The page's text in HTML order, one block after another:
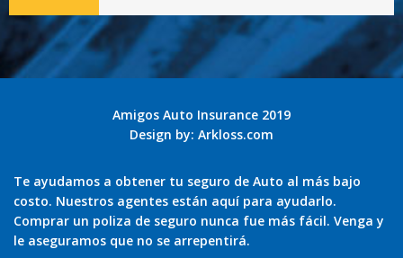
Amigos Auto Insurance 2019
Design by: Arkloss.com
Te ayudamos a obtener tu seguro de Auto al más bajo
costo. Nuestros agentes están aquí para ayudarlo.
Comprar un poliza de seguro nunca fue más fácil. Venga y
le aseguramos que no se arrepentirá.